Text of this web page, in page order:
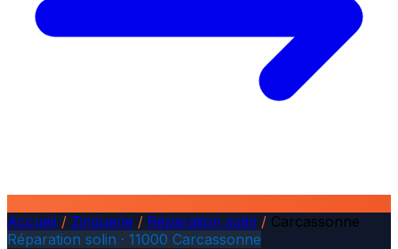
Accueil / Zinguerie / Réparation solin / Carcassonne
Réparation solin · 11000 Carcassonne